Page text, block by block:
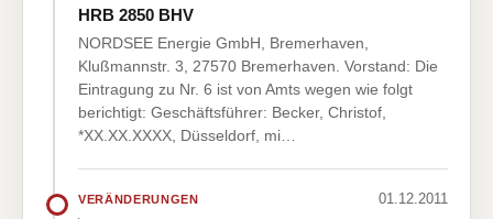
HRB 2850 BHV
NORDSEE Energie GmbH, Bremerhaven,
Klußmannstr. 3, 27570 Bremerhaven. Vorstand: Die
Eintragung zu Nr. 6 ist von Amts wegen wie folgt
berichtigt: Geschäftsführer: Becker, Christof,
*XX.XX.XXXX, Düsseldorf, mi…
VERÄNDERUNGEN 01.12.2011